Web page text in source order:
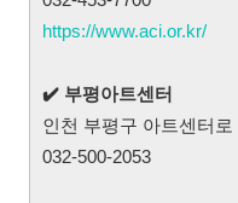
https://www.aci.or.kr/
✔️ 부평아트센터
인천 부평구 아트센터로
032-500-2053